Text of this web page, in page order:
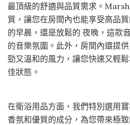
最頂級的舒適與品質需求。
質，讓您在房間內也能享受高品
的早晨，還是放鬆的 夜晚，這款
的音樂氛圍。此外，房間內還提
勁又溫和的風力，讓您快速又輕
佳狀態。
在衛浴用品方面，我們特別選用
香氛和優質的成分，為您帶來極